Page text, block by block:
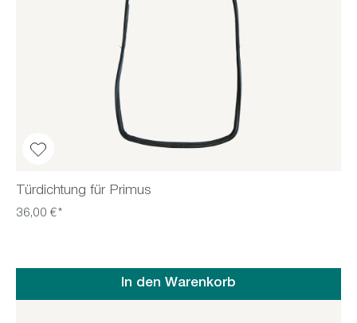
Türdichtung für Primus
36,00 €*
In den Warenkorb